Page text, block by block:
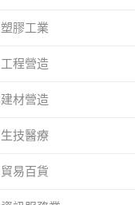
塑膠工業
工程營造
建材營造
生技醫療
貿易百貨